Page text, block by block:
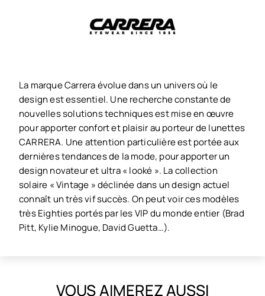
La marque Carrera évolue dans un univers où le
design est essentiel. Une recherche constante de
nouvelles solutions techniques est mise en œuvre
pour apporter confort et plaisir au porteur de lunettes
CARRERA. Une attention particulière est portée aux
dernières tendances de la mode, pour apporter un
design novateur et ultra « looké ». La collection
solaire « Vintage » déclinée dans un design actuel
connaît un très vif succès. On peut voir ces modèles
très Eighties portés par les VIP du monde entier (Brad
Pitt, Kylie Minogue, David Guetta…).
VOUS AIMEREZ AUSSI